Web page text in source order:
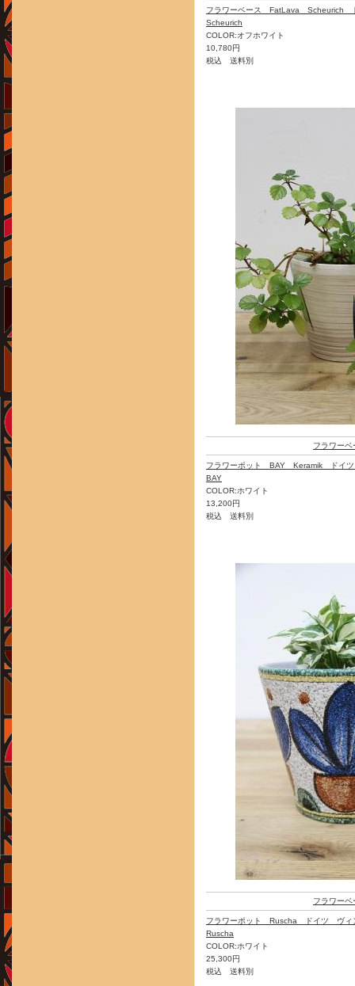
フラワーベース FatLava Scheurich
Scheurich
COLOR:オフホワイト
10,780円
税込 送料別
フラワーベ
フラワーポット BAY Keramik ドイ
BAY
COLOR:ホワイト
13,200円
税込 送料別
フラワーベ
フラワーポット Ruscha ドイツ ヴィ
Ruscha
COLOR:ホワイト
25,300円
税込 送料別